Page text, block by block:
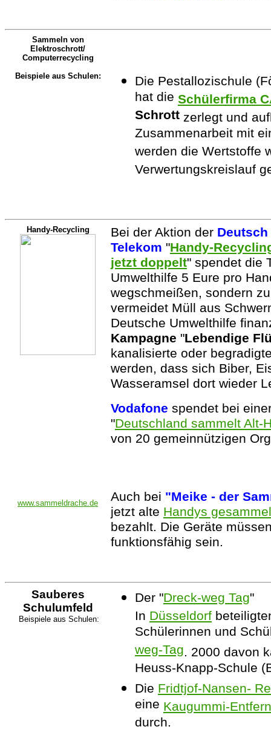
Sammeln von
Elektroschrott/
Computerrecycling
Beispiele aus Schulen:
Die Pestallozischule
hat die Schülerfirma
Schrott zerlegt und
Zusammenarbeit mit
werden die Wertstoffe
Verwertungskreislauf
Handy-Recycling Bei der Aktion der
Telekom "Handy-
jetzt doppelt" spendet die
Umwelthilfe 5 Eure pro
wegschmeißen, sondern
vermeidet Müll aus
Deutsche Umwelthilfe
Kampagne "Lebendige
kanalisierte oder
werden, dass sich Biber,
Wasseramsel dort wieder
Vodafone spendet bei
"Deutschland sammelt Alt-
von 20 gemeinnützigen
www.sammeldrache.de Auch bei "Meike - der
jetzt alte Handys
bezahlt. Die Geräte
funktionsfähig sein.
Sauberes
Schulumfeld
Beispiele aus Schulen:
Der "Dreck-weg Tag"
In Düsseldorf
Schülerinnen und
weg-Tag. 2000 davon
Heuss-Knapp-Schule
Die Fridtjof-Nansen-
eine Kaugummi-
durch.